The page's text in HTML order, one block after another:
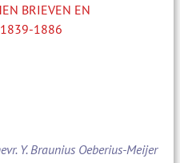
BRIEVEN EN
1839-1886
Y. Braunius Oeberius-Meijer